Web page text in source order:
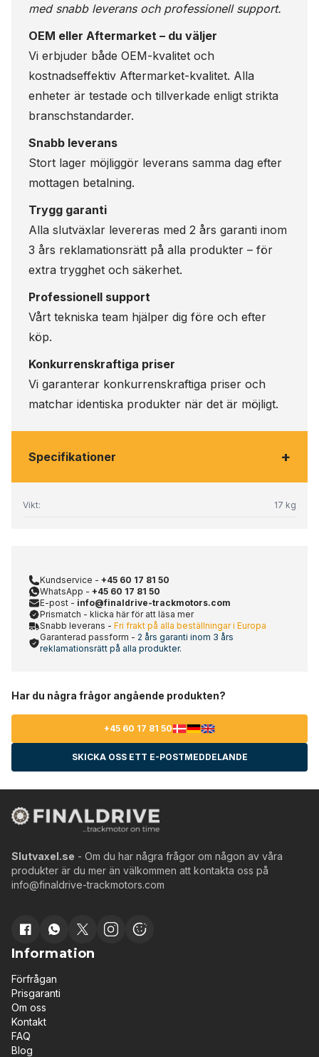
med snabb leverans och professionell support.
OEM eller Aftermarket – du väljer
Vi erbjuder både OEM-kvalitet och
kostnadseffektiv Aftermarket-kvalitet. Alla
enheter är testade och tillverkade enligt strikta
branschstandarder.
Snabb leverans
Stort lager möjliggör leverans samma dag efter
mottagen betalning.
Trygg garanti
Alla slutväxlar levereras med 2 års garanti inom
3 års reklamationsrätt på alla produkter – för
extra trygghet och säkerhet.
Professionell support
Vårt tekniska team hjälper dig före och efter
köp.
Konkurrenskraftiga priser
Vi garanterar konkurrenskraftiga priser och
matchar identiska produkter när det är möjligt.
Specifikationer +
Vikt: 17 kg
Kundservice - +45 60 17 81 50
WhatsApp - +45 60 17 81 50
E-post - info@finaldrive-trackmotors.com
Prismatch - klicka här för att läsa mer
Snabb leverans - Fri frakt på alla beställningar i Europa
Garanterad passform - 2 års garanti inom 3 års
reklamationsrätt på alla produkter.
Har du några frågor angående produkten?
+45 60 17 81 50
SKICKA OSS ETT E-POSTMEDDELANDE
Slutvaxel.se - Om du har några frågor om någon av våra
produkter är du mer än välkommen att kontakta oss på
info@finaldrive-trackmotors.com
Information
Förfrågan
Prisgaranti
Om oss
Kontakt
FAQ
Blog